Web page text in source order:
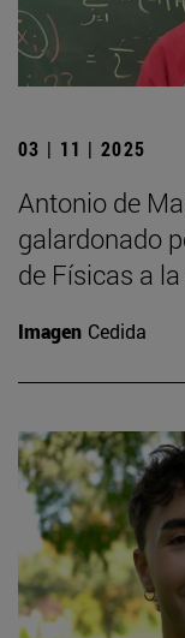
03 | 11 | 2025
Antonio de
galardonado
de Físicas a
Imagen Cedida